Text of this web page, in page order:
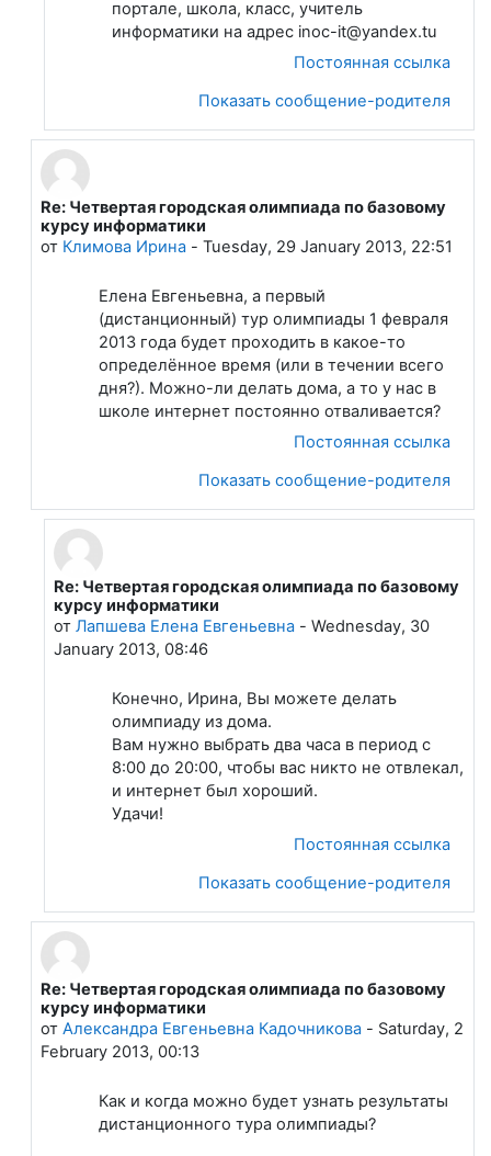
портале, школа, класс, учитель
информатики на адрес inoc-it@yandex.tu
Постоянная ссылка
Показать сообщение-родителя
В ответ на Лапшева Елена Евгеньевна
Re: Четвертая городская олимпиада по базовому
курсу информатики
от Климова Ирина- Tuesday, 29 January 2013, 22:51
Елена Евгеньевна, а первый
(дистанционный) тур олимпиады 1 февраля
2013 года будет проходить в какое-то
определённое время (или в течении всего
дня?). Можно-ли делать дома, а то у нас в
школе интернет постоянно отваливается?
Постоянная ссылка
Показать сообщение-родителя
В ответ на Климова Ирина
Re: Четвертая городская олимпиада по базовому
курсу информатики
от Лапшева Елена Евгеньевна- Wednesday, 30
January 2013, 08:46
Конечно, Ирина, Вы можете делать
олимпиаду из дома.
Вам нужно выбрать два часа в период с
8:00 до 20:00, чтобы вас никто не отвлекал,
и интернет был хороший.
Удачи!
Постоянная ссылка
Показать сообщение-родителя
В ответ на Лапшева Елена Евгеньевна
Re: Четвертая городская олимпиада по базовому
курсу информатики
от Александра Евгеньевна Кадочникова- Saturday, 2
February 2013, 00:13
Как и когда можно будет узнать результаты
дистанционного тура олимпиады?